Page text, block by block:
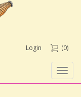
Login (0)